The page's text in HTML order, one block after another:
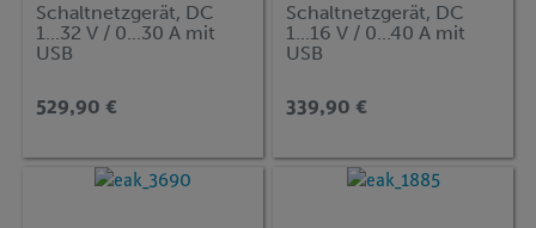
Schaltnetzgerät, DC
1...32 V / 0...30 A mit
USB
529,90 €
Schaltnetzgerät, DC
1...16 V / 0...40 A mit
USB
339,90 €